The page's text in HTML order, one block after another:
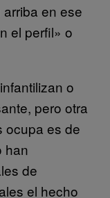
en ese
el perfil» o
o
pero otra
ocupa es de
han
de
el hecho